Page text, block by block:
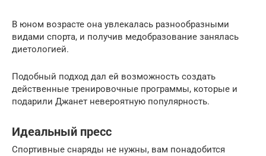
В юном возрасте она увлекалась разнообразными
видами спорта, и получив медобразование занялась
диетологией.
Подобный подход дал ей возможность создать
действенные тренировочные программы, которые и
подарили Джанет невероятную популярность.
Идеальный пресс
Спортивные снаряды не нужны, вам понадобится